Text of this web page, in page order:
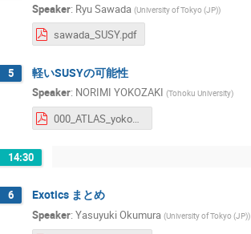
Speaker: Ryu Sawada (University of Tokyo (JP))
sawada_SUSY.pdf
5 軽いSUSYの可能性
Speaker: NORIMI YOKOZAKI (Tohoku University)
000_ATLAS_yokozaki.pdf
14:30
6 Exotics まとめ
Speaker: Yasuyuki Okumura (University of Tokyo (JP))